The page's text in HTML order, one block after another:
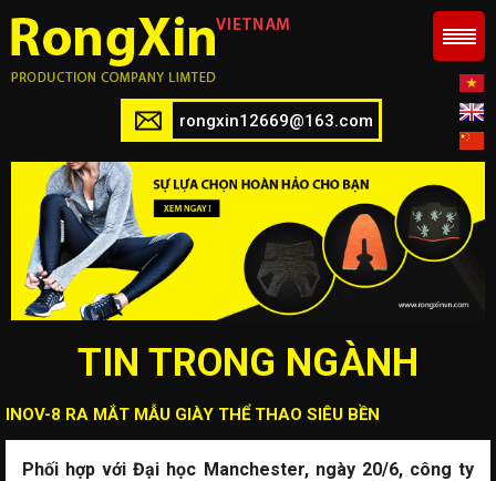
rongxin12669@163.com
TIN TRONG NGÀNH
INOV-8 RA MẮT MẪU GIÀY THỂ THAO SIÊU BỀN
Phối hợp với Đại học Manchester, ngày 20/6, công ty